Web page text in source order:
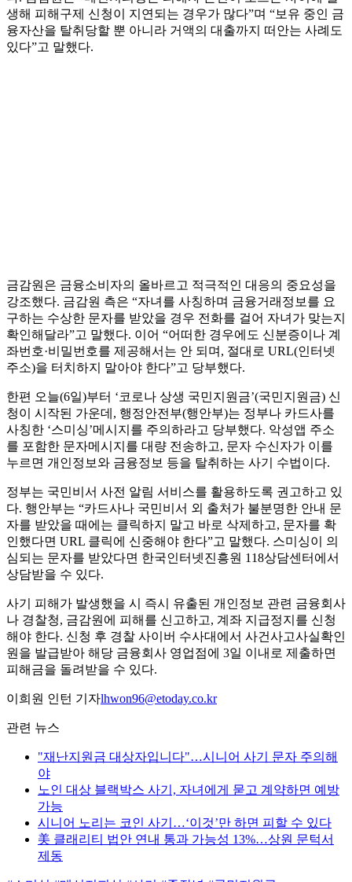
생해 피해구제 신청이 지연되는 경우가 많다”며 “보유 중인 금
융자산을 탈취당할 뿐 아니라 거액의 대출까지 떠안는 사례도
있다”고 말했다.
금감원은 금융소비자의 올바르고 적극적인 대응의 중요성을
강조했다. 금감원 측은 “자녀를 사칭하며 금융거래정보를 요
구하는 수상한 문자를 받았을 경우 전화를 걸어 자녀가 맞는지
확인해달라”고 말했다. 이어 “어떠한 경우에도 신분증이나 계
좌번호·비밀번호를 제공해서는 안 되며, 절대로 URL(인터넷
주소)을 터치하지 말아야 한다”고 당부했다.
한편 오늘(6일)부터 ‘코로나 상생 국민지원금’(국민지원금) 신
청이 시작된 가운데, 행정안전부(행안부)는 정부나 카드사를
사칭한 ‘스미싱’메시지를 주의하라고 당부했다. 악성앱 주소
를 포함한 문자메시지를 대량 전송하고, 문자 수신자가 이를
누르면 개인정보와 금융정보 등을 탈취하는 사기 수법이다.
정부는 국민비서 사전 알림 서비스를 활용하도록 권고하고 있
다. 행안부는 “카드사나 국민비서 외 출처가 불분명한 안내 문
자를 받았을 때에는 클릭하지 말고 바로 삭제하고, 문자를 확
인했다면 URL 클릭에 신중해야 한다”고 말했다. 스미싱이 의
심되는 문자를 받았다면 한국인터넷진흥원 118상담센터에서
상담받을 수 있다.
사기 피해가 발생했을 시 즉시 유출된 개인정보 관련 금융회사
나 경찰청, 금감원에 피해를 신고하고, 계좌 지급정지를 신청
해야 한다. 신청 후 경찰 사이버 수사대에서 사건사고사실확인
원을 발급받아 해당 금융회사 영업점에 3일 이내로 제출하면
피해금을 돌려받을 수 있다.
이희원 인턴 기자lhwon96@etoday.co.kr
관련 뉴스
"재난지원금 대상자입니다"…시니어 사기 문자 주의해
야
노인 대상 블랙박스 사기, 자녀에게 묻고 계약하면 예방
가능
시니어 노리는 코인 사기…‘이것’만 하면 피할 수 있다
美 클래리티 법안 연내 통과 가능성 13%…상원 문턱서
제동